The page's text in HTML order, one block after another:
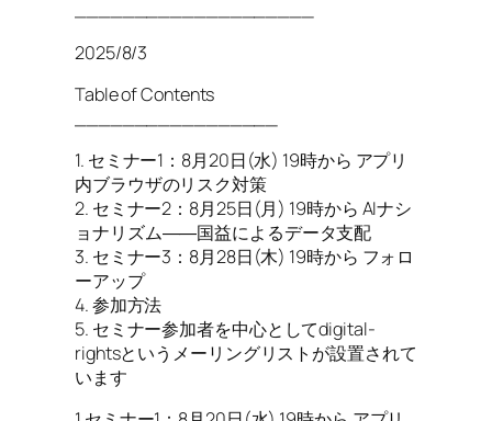
2025/8/3
Table of Contents
1. セミナー1：8月20日(水) 19時から アプリ
内ブラウザのリスク対策
2. セミナー2：8月25日(月) 19時から AIナシ
ョナリズム――国益によるデータ支配
3. セミナー3：8月28日(木) 19時から フォロ
ーアップ
4. 参加方法
5. セミナー参加者を中心としてdigital-
rightsというメーリングリストが設置されて
います